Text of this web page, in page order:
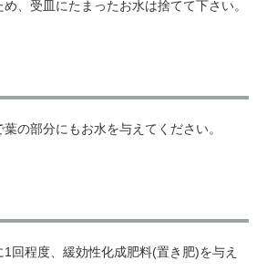
、受皿にたまったお水は捨てて下さい。
の部分にもお水を与えてください。
回程度、緩効性化成肥料(置き肥)を与え